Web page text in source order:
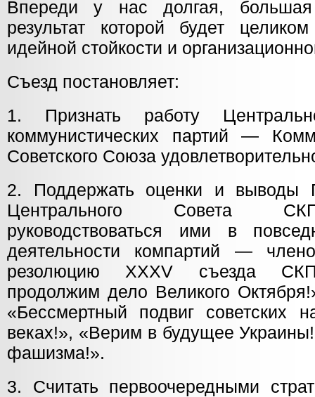
Впереди у нас долгая,
результат которой будет
идейной стойкости и
Съезд постановляет:
1. Признать работу
коммунистических партий —
Советского Союза
2. Поддержать оценки и выводы
Центрального Совета
руководствоваться ими в
деятельности компартий —
резолюцию XXXV съезда
продолжим дело Великого
«Бессмертный подвиг советских
веках!», «Верим в будущее
фашизма!».
3. Считать первоочередными